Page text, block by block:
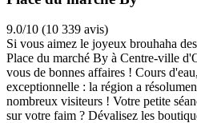
9.0/10 (10 339 avis)
Si vous aimez le joyeux brouhaha
Place du marché By à Centre-ville
vous de bonnes affaires ! Cours
exceptionnelle : la région a
nombreux visiteurs ! Votre petite
sur votre faim ? Dévalisez les